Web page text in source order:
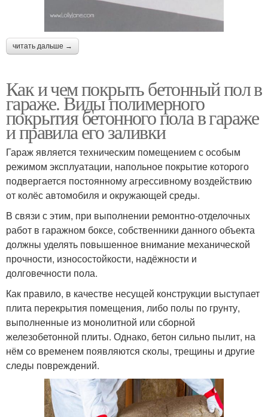
читать дальше →
Как и чем покрыть бетонный пол в
гараже. Виды полимерного
покрытия бетонного пола в гараже
и правила его заливки
Гараж является техническим помещением с особым
режимом эксплуатации, напольное покрытие которого
подвергается постоянному агрессивному воздействию
от колёс автомобиля и окружающей среды.
В связи с этим, при выполнении ремонтно-отделочных
работ в гаражном боксе, собственники данного объекта
должны уделять повышенное внимание механической
прочности, износостойкости, надёжности и
долговечности пола.
Как правило, в качестве несущей конструкции выступает
плита перекрытия помещения, либо полы по грунту,
выполненные из монолитной или сборной
железобетонной плиты. Однако, бетон сильно пылит, на
нём со временем появляются сколы, трещины и другие
следы повреждений.